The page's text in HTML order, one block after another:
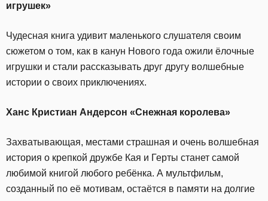
игрушек»
Чудесная книга удивит маленького слушателя своим
сюжетом о том, как в канун Нового года ожили ёлочные
игрушки и стали рассказывать друг другу волшебные
истории о своих приключениях.
Ханс Кристиан Андерсон «Снежная королева»
Захватывающая, местами страшная и очень волшебная
история о крепкой дружбе Кая и Герты станет самой
любимой книгой любого ребёнка. А мультфильм,
созданный по её мотивам, остаётся в памяти на долгие